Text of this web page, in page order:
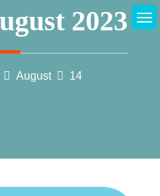
2023
August 14